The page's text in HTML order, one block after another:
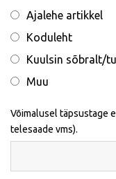
Ajalehe artikkel
Koduleht
Kuulsin sõbralt/
Muu
Võimalusel täpsustage
telesaade vms).